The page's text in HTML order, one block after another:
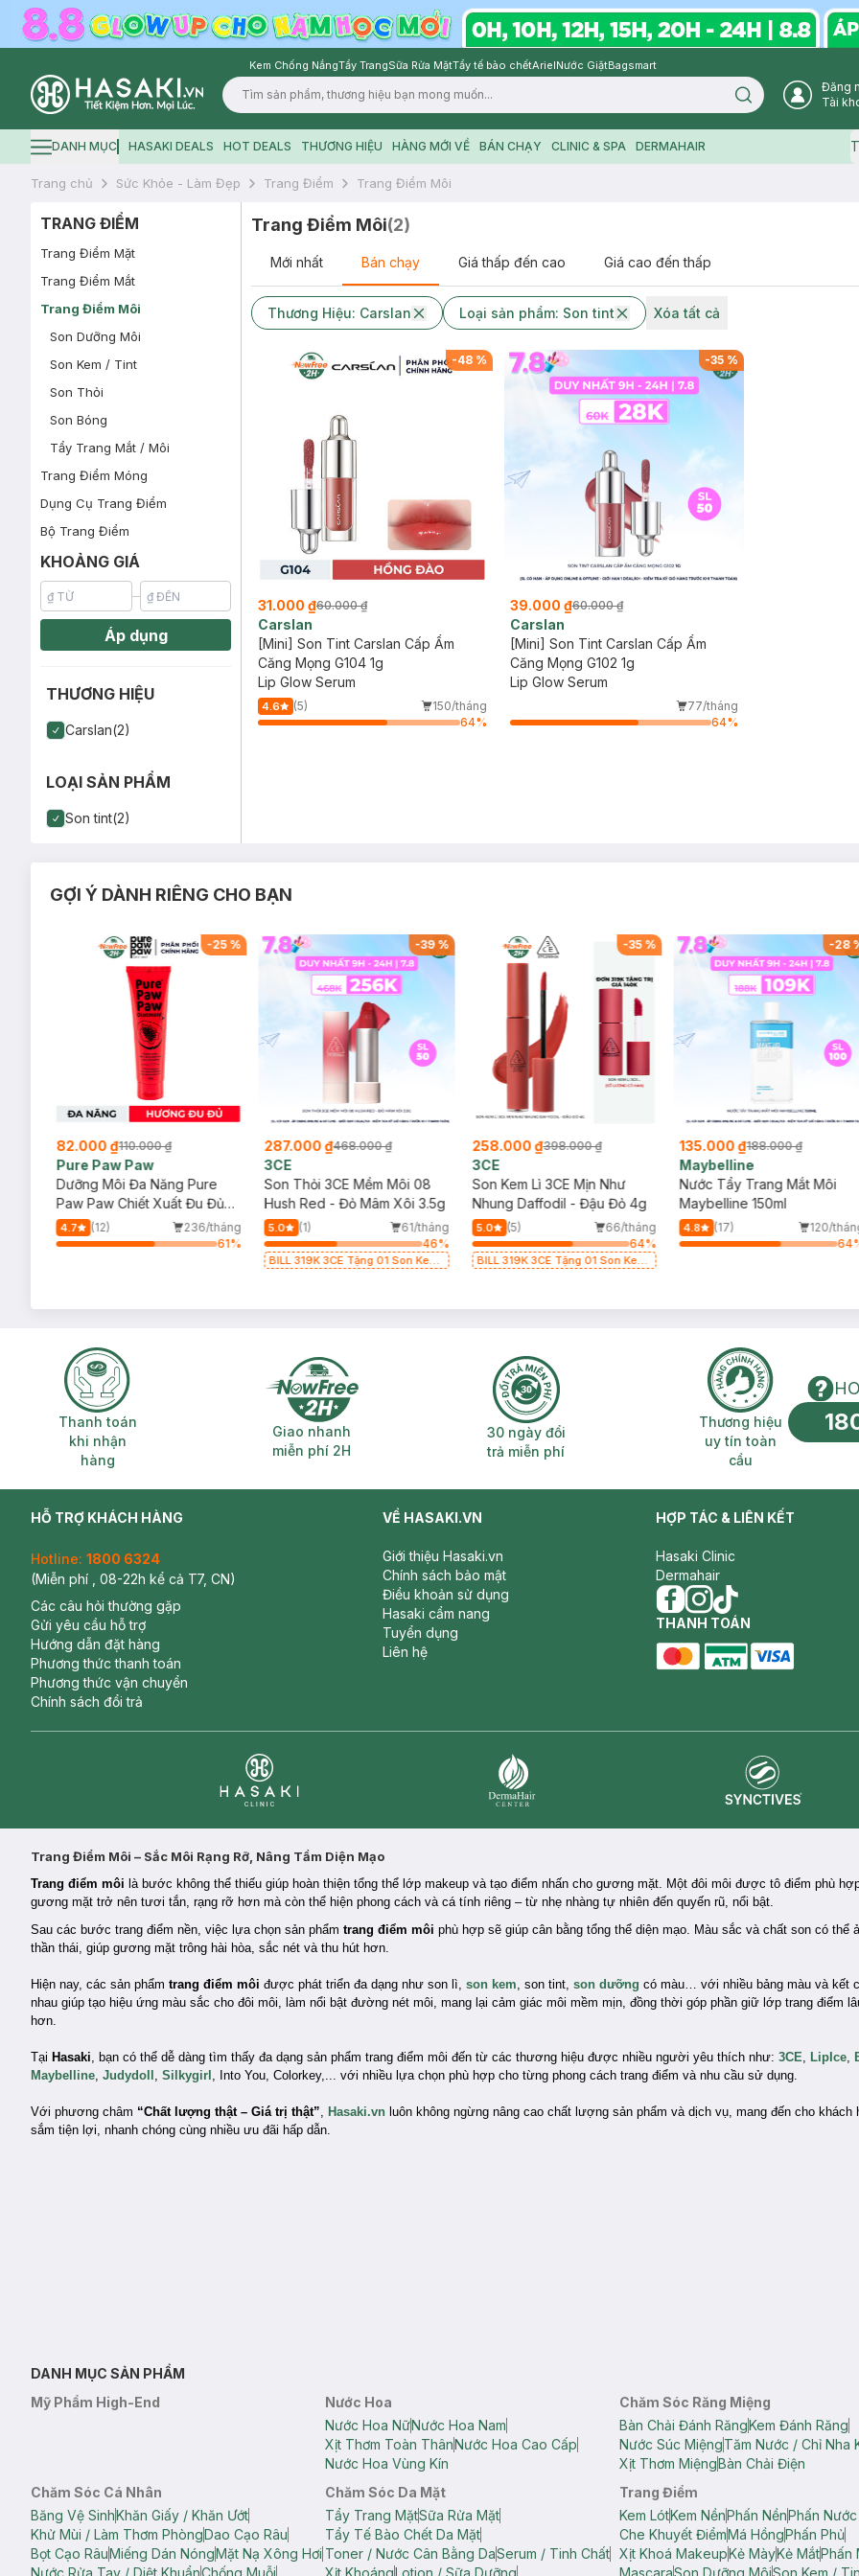
Kem Chống NắngTẩy TrangSữa Rửa MặtTẩy tế bào chếtArielNước GiặtBagsmart
Logo
Search icon
Đăng
Tài
Hamburger icon
DANH MỤC HASAKI DEALS HOT DEALS THƯƠNG HIỆU HÀNG MỚI VỀ BÁN CHẠY CLINIC & SPA DERMAHAIR
Trang chủ Sức Khỏe - Làm Đẹp Trang Điểm Trang Điểm Môi
TRANG ĐIỂM
Trang Điểm Mặt
Trang Điểm Mắt
Trang Điểm Môi
Son Dưỡng Môi
Son Kem / Tint
Son Thỏi
Son Bóng
Tẩy Trang Mắt / Môi
Trang Điểm Móng
Dụng Cụ Trang Điểm
Bộ Trang Điểm
KHOẢNG GIÁ
Áp dụng
THƯƠNG HIỆU
Carslan(2)
LOẠI SẢN PHẨM
Son tint(2)
Trang Điểm Môi(2)
Mới nhất Bán chạy Giá thấp đến cao Giá cao đến thấp
Thương Hiệu: Carslan Loại sản phẩm: Son tint Xóa tất cả
-48%
31.000 ₫60.000 ₫
Carslan
[Mini] Son Tint Carslan Cấp Ẩm
Căng Mọng G104 1g
Lip Glow Serum
4.6 (5)
150/tháng
64%
-35 %
39.000 ₫60.000 ₫
Carslan
[Mini] Son Tint Carslan Cấp Ẩm
Căng Mọng G102 1g
Lip Glow Serum
77/tháng
64%
GỢI Ý DÀNH RIÊNG CHO BẠN
-25%
82.000 ₫110.000 ₫
Pure Paw Paw
Dưỡng Môi Đa Năng Pure
Paw Paw Chiết Xuất Đu Đủ
25g
4.7 (12)
236/tháng
61%
-39%
287.000 ₫468.000 ₫
3CE
Son Thỏi 3CE Mềm Môi 08
Hush Red - Đỏ Mâm Xôi 3.5g
5.0 (1)
61/tháng
46%
BILL 319K 3CE Tặng 01 Son Kem
-35%
258.000 ₫398.000 ₫
3CE
Son Kem Lì 3CE Mịn Như
Nhung Daffodil - Đậu Đỏ 4g
5.0 (5)
66/tháng
64%
BILL 319K 3CE Tặng 01 Son Kem
-28
135.000 ₫188.000 ₫
Maybelline
Nước Tẩy Trang Mắt Môi
Maybelline 150ml
4.8 (17)
120/
64
Thanh toán khi nhận hàng
Thanh toán
khi nhận
hàng
Giao nhanh miễn phí 2H
Giao nhanh
miễn phí 2H
30 ngày đổi trả miễn phí
30 ngày đổi
trả miễn phí
Thương hiệu uy
Thương hiệu
uy tín toàn
cầu
HỖ TRỢ KHÁCH HÀNG
Hotline: 1800 6324
(Miễn phí , 08-22h kể cả T7, CN)
Các câu hỏi thường gặp
Gửi yêu cầu hỗ trợ
Hướng dẫn đặt hàng
Phương thức thanh toán
Phương thức vận chuyển
Chính sách đổi trả
VỀ HASAKI.VN
Giới thiệu Hasaki.vn
Chính sách bảo mật
Điều khoản sử dụng
Hasaki cẩm nang
Tuyển dụng
Liên hệ
HỢP TÁC & LIÊN KẾT
Hasaki Clinic
Dermahair
facebook
instagram
tiktok
THANH TOÁN
Trang Điểm Môi – Sắc Môi Rạng Rỡ, Nâng Tầm Diện Mạo
Trang điểm môi là bước không thể thiếu giúp hoàn thiện tổng thể lớp makeup và tạo điểm nhấn cho gương mặt. Một đôi môi được tô điểm phù
gương mặt trở nên tươi tắn, rạng rỡ hơn mà còn thể hiện phong cách và cá tính riêng – từ nhẹ nhàng tự nhiên đến quyến rũ, nổi bật.
Sau các bước trang điểm nền, việc lựa chọn sản phẩm trang điểm môi phù hợp sẽ giúp cân bằng tổng thể diện mạo. Màu sắc và chất son có thể
thần thái, giúp gương mặt trông hài hòa, sắc nét và thu hút hơn.
Hiện nay, các sản phẩm trang điểm môi được phát triển đa dạng như son lì, son kem, son tint, son dưỡng có màu… với nhiều bảng màu và kết
nhau giúp tạo hiệu ứng màu sắc cho đôi môi, làm nổi bật đường nét môi, mang lại cảm giác môi mềm mịn, đồng thời góp phần giữ lớp trang điểm
hơn.
Tại Hasaki, bạn có thể dễ dàng tìm thấy đa dạng sản phẩm trang điểm môi đến từ các thương hiệu được nhiều người yêu thích như: 3CE, LipIce,
Maybelline, Judydoll , Silkygirl , Into You, Colorkey,... với nhiều lựa chọn phù hợp cho từng phong cách trang điểm và nhu cầu sử dụng.
Với phương châm “Chất lượng thật – Giá trị thật”, Hasaki.vn luôn không ngừng nâng cao chất lượng sản phẩm và dịch vụ, mang đến cho khách
sắm tiện lợi, nhanh chóng cùng nhiều ưu đãi hấp dẫn.
DANH MỤC SẢN PHẨM
Mỹ Phẩm High-End
Nước Hoa
Nước Hoa NữNước Hoa Nam
Xịt Thơm Toàn ThânNước Hoa Cao Cấp
Nước Hoa Vùng Kín
Chăm Sóc Răng Miệng
Bàn Chải Đánh RăngKem Đánh Răng
Nước Súc MiệngTăm Nước / Chỉ Nha
Xịt Thơm MiệngBàn Chải Điện
Chăm Sóc Cá Nhân
Băng Vệ SinhKhăn Giấy / Khăn Ướt
Khử Mùi / Làm Thơm PhòngDao Cạo Râu
Bọt Cạo RâuMiếng Dán NóngMặt Nạ Xông Hơi
Nước Rửa Tay / Diệt KhuẩnChống Muỗi
Chăm Sóc Da Mặt
Tẩy Trang MặtSữa Rửa Mặt
Tẩy Tế Bào Chết Da Mặt
Toner / Nước Cân Bằng DaSerum / Tinh Chất
Xịt KhoángLotion / Sữa Dưỡng
Trang Điểm
Kem LótKem NềnPhấn NềnPhấn
Che Khuyết ĐiểmMá HồngPhấn Phủ
Xịt Khoá MakeupKẻ MàyKẻ MắtPhấn
MascaraSon Dưỡng MôiSon Kem /